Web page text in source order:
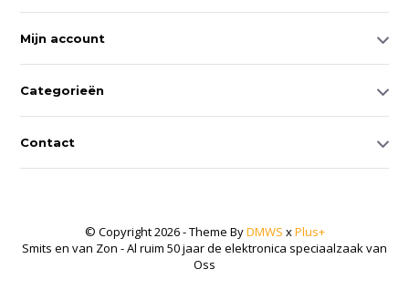
Mijn account
Categorieën
Contact
© Copyright 2026 - Theme ByDMWS xPlus+
Smits en van Zon - Al ruim 50 jaar de elektronica speciaalzaak van
Oss